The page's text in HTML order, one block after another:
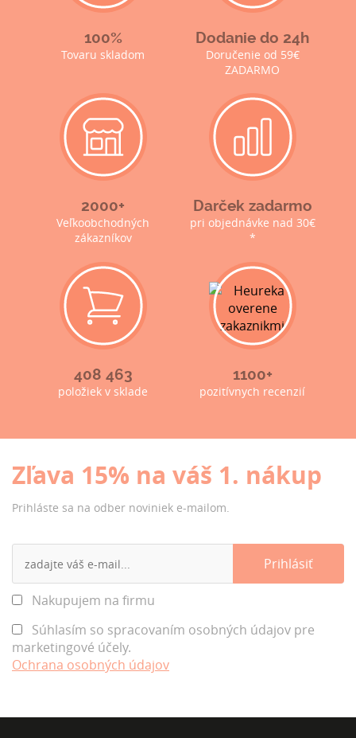
100%
Tovaru skladom
Dodanie do 24h
Doručenie od 59€
ZADARMO
2000+
Veľkoobchodných
zákazníkov
Darček zadarmo
pri objednávke nad 30€
*
408 463
položiek v sklade
1100+
pozitívnych recenzií
Zľava 15% na váš 1. nákup
Prihláste sa na odber noviniek e-mailom.
Nakupujem na firmu
Súhlasím so spracovaním osobných údajov pre
marketingové účely.
Ochrana osobných údajov